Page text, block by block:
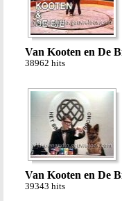
Van Kooten en De
38962 hits
Van Kooten en De
39343 hits